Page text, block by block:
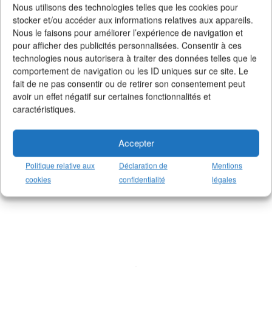
Nous utilisons des technologies telles que les cookies pour
stocker et/ou accéder aux informations relatives aux appareils.
Nous le faisons pour améliorer l’expérience de navigation et
pour afficher des publicités personnalisées. Consentir à ces
technologies nous autorisera à traiter des données telles que le
comportement de navigation ou les ID uniques sur ce site. Le
fait de ne pas consentir ou de retirer son consentement peut
avoir un effet négatif sur certaines fonctionnalités et
caractéristiques.
Accepter
Politique relative aux
cookies
Déclaration de
confidentialité
Mentions
légales
Faites un don !
Pour qu'Un Job dans la Pub continue d'exister, de s'améliorer et
de rester 100% gratuit + illimité,soutenez le site via Tipeee .
Suivez l'actualité de l'emploi dans la
communication sur :
>Notre groupe LinkedIn
>
(+3K abonnés)
Notre compte Twitter (+5K followers)